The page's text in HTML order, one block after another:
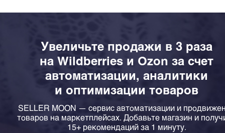
Увеличьте продажи в 3 раза
на Wildberries и Ozon за счет
автоматизации, аналитики
и оптимизации товаров
SELLER MOON — сервис автоматизации и
товаров на маркетплейсах. Добавьте магазин и
15+ рекомендаций за 1 минуту.